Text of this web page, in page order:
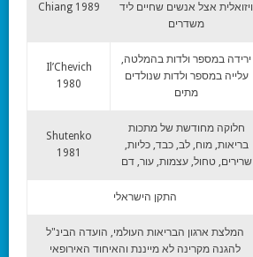
ויזואלית אצל אנשים שחיים ליד
משדרים
Chiang 1989
ירידה במספר ולדות בהמלטה,
עלייה במספר ולדות שנולדים
מתים
Il’Chevich
1980
חלוקה מחודשת של מתכות
בריאות, מוח, לב, כבד, כליות,
שרירים, טחול, עצמות, עור, דם
Shutenko
1981
התקן הישראלי
המלצת ארגון הבריאות העולמי, הועדה הבינ"ל
להגנה מקרינה לא מייננת והאיחוד האירופאי